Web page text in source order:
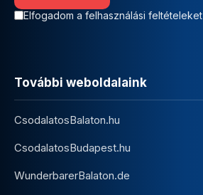
Elfogadom a felhasználási feltételeket
További weboldalaink
CsodalatosBalaton.hu
CsodalatosBudapest.hu
WunderbarerBalaton.de